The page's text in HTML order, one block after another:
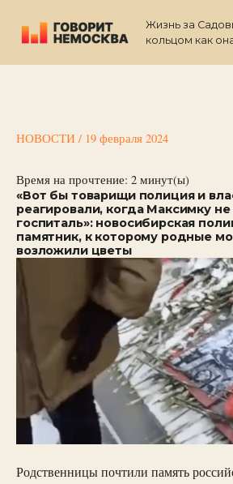
содержимому
Жизнь за
кольцом как
НОВОСТИ / 19 февраля 2024
Время на прочтение: 2 минут(ы)
«Вот бы товарищи полиция и
реагировали, когда Максимку
госпиталь»: новосибирская
памятник, к которому родные
возложили цветы
Родственницы почтили память